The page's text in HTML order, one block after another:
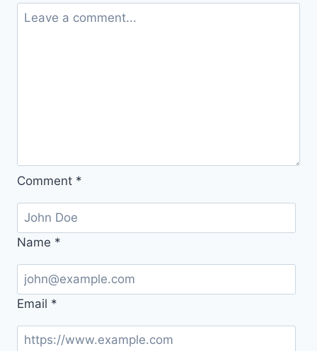
맵
컴
Comment *
Name *
Email *